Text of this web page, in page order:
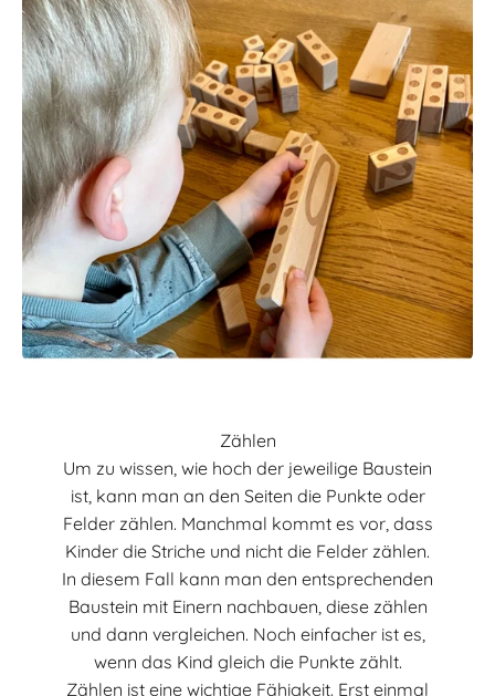
Zählen
Um zu wissen, wie hoch der jeweilige Baustein
ist, kann man an den Seiten die Punkte oder
Felder zählen. Manchmal kommt es vor, dass
Kinder die Striche und nicht die Felder zählen.
In diesem Fall kann man den entsprechenden
Baustein mit Einern nachbauen, diese zählen
und dann vergleichen. Noch einfacher ist es,
wenn das Kind gleich die Punkte zählt.
Zählen ist eine wichtige Fähigkeit. Erst einmal